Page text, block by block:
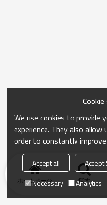
ホームページ 探す
We use cookies to provide
experience. They also
order to constantly
Accept all Accept
Necessary
Analytics